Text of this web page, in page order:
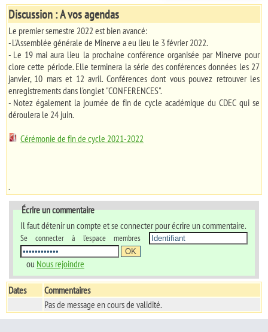
Discussion : A vos agendas
Le premier semestre 2022 est bien avancé:
- L'Assemblée générale de Minerve a eu lieu le 3 février 2022.
- Le 19 mai aura lieu la prochaine conférence organisée par Minerve pour
clore cette période. Elle terminera la série des conférences données les 27
janvier, 10 mars et 12 avril. Conférences dont vous pouvez retrouver les
enregistrements dans l'onglet "CONFERENCES".
- Notez également la journée de fin de cycle académique du CDEC qui se
déroulera le 24 juin.
Cérémonie de fin de cycle 2021-2022
.
Écrire un commentaire
Il faut détenir un compte et se connecter pour écrire un commentaire.
Se connecter à l'espace membres
ou Nous rejoindre
Dates
Commentaires
Pas de message en cours de validité.